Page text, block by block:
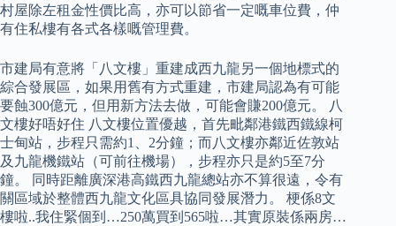
村屋除左租金性價比高，亦可以節省一定嘅車位費，仲
有住私樓有各式各樣嘅管理費。
市建局有意將「八文樓」重建成西九龍另一個地標式的
綜合發展區，如果用舊有方式重建，市建局認為有可能
要蝕300億元，但用新方法去做，可能會賺200億元。 八
文樓好唔好住 八文樓位置優越，首先毗鄰港鐵西鐵線柯
士甸站，步程只需約1、2分鐘；而八文樓亦鄰近佐敦站
及九龍機鐵站（可前往機場），步程亦只是約5至7分
鐘。 同時距離廣深港高鐵西九龍總站亦不算很遠，令有
關區域於整體西九龍文化區具協同發展潛力。 梗係8文
樓啦..我住緊個到…250萬買到565啦…其實原裝係兩房…